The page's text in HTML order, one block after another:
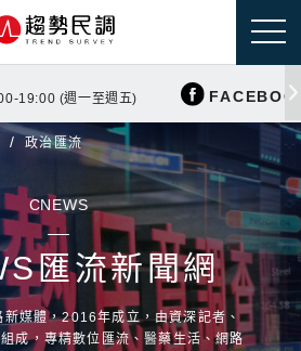
19:00 (週一至週五)
政治匯流
CNEWS
匯流新聞網
新媒體，2016年成立，由資深記者、
成，專精數位匯流、醫藥生活、網路